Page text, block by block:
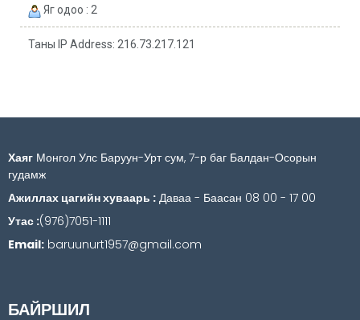
Яг одоо : 2
Таны IP Address: 216.73.217.121
Хаяг Монгол Улс Баруун-Урт сум, 7-р баг Балдан-Осорын
гудамж
Ажиллах цагийн хуваарь : Даваа - Баасан 08 00 - 17 00
Утас :(976)7051-1111
Email: baruunurt1957@gmail.com
БАЙРШИЛ